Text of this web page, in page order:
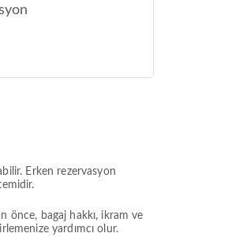
Erken rezervasyon
önce, bagaj hakkı, ikram ve
yardımcı olur.